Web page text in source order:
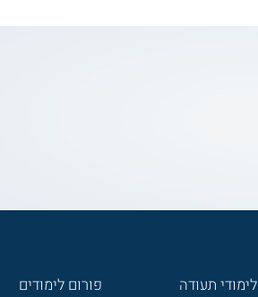
לימודי תעודה פורום לימודים